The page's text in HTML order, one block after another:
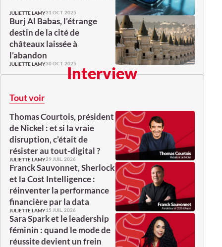
JULIETTE LAMY31 OCT. 2025
Burj Al Babas, l’étrange
destin de la cité de
châteaux laissée à
l’abandon
JULIETTE LAMY30 OCT. 2025Interview
Tout voir
Thomas Courtois, président
de Nickel : et si la vraie
disruption, c’était de
résister au tout-digital ?
JULIETTE LAMY29 JUIL. 2026
Franck Sauvonnet, Sherlock
et la Cost Intelligence :
réinventer la performance
financière par la data
JULIETTE LAMY15 JUIL. 2026
Sara Spark et le leadership
féminin : quand le mode de
réussite devient un frein